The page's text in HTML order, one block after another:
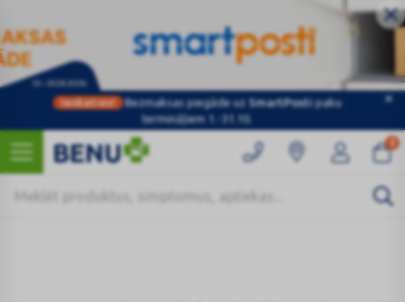
Ieskaties! Bezmaksas piegāde uz SmartPostipaku
termināļiem 1.-31.10.
0
Kategorijas